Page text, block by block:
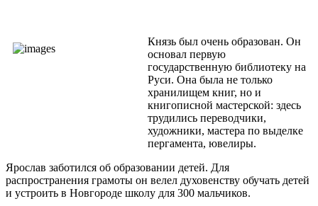
Князь был очень образован. Он
основал первую
государственную библиотеку на
Руси. Она была не только
хранилищем книг, но и
книгописной мастерской: здесь
трудились переводчики,
художники, мастера по выделке
пергамента, ювелиры.
Ярослав заботился об образовании детей. Для
распространения грамоты он велел духовенству обучать детей
и устроить в Новгороде школу для 300 мальчиков.